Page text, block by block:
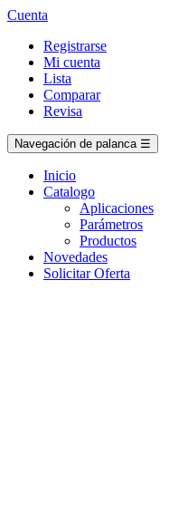
Cuenta
Registrarse
Mi cuenta
Lista
Comparar
Revisa
Navegación de palanca ☰
Inicio
Catalogo
Aplicaciones
Parámetros
Productos
Novedades
Solicitar Oferta